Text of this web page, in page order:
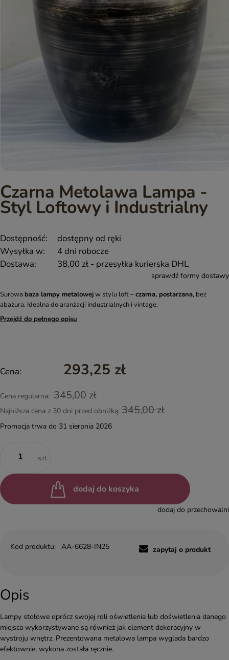
Czarna Metolawa Lampa -
Styl Loftowy i Industrialny
Dostępność:
dostępny od ręki
Wysyłka w:
4 dni robocze
Dostawa:
38,00 zł - przesyłka kurierska DHL
sprawdź formy dostawy
Surowa baza lampy metalowejw stylu loft –czarna, postarzana, bez
abażura. Idealna do aranżacji industrialnych i vintage.
Przejdź do pełnego opisu
Cena: 293,25 zł
Cena regularna: 345,00 zł
Najniższa cena z 30 dni przed obniżką: 345,00 zł
Promocja trwa do 31 sierpnia 2026
szt.
dodaj do koszyka
dodaj do przechowalni
Kod produktu: AA-6628-IN25 zapytaj o produkt
Opis
Lampy stołowe oprócz swojej roli oświetlenia lub doświetlenia danego
miejsca wykorzystywane są również jak element dekoracyjny w
wystroju wnętrz. Prezentowana metalowa lampa wyglada bardzo
efektownie, wykona została ręcznie.